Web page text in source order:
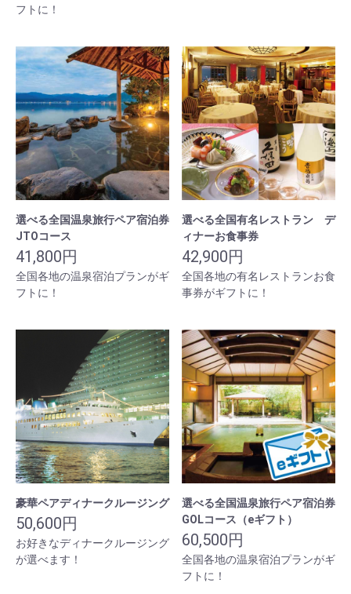
フトに！
選べる全国温泉旅行ペア宿泊券
JTOコース
41,800円
全国各地の温泉宿泊プランがギ
フトに！
選べる全国有名レストラン デ
ィナーお食事券
42,900円
全国各地の有名レストランお食
事券がギフトに！
豪華ペアディナークルージング
50,600円
お好きなディナークルージング
が選べます！
選べる全国温泉旅行ペア宿泊券
GOLコース（eギフト）
60,500円
全国各地の温泉宿泊プランがギ
フトに！